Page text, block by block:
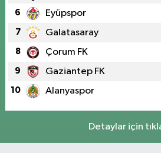
6 Eyüpspor
7 Galatasaray
8 Çorum FK
9 Gaziantep FK
10 Alanyaspor
Detaylar için